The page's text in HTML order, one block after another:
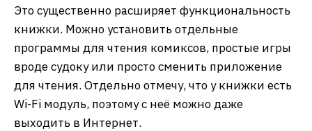
Это существенно расширяет функциональность
книжки. Можно установить отдельные
программы для чтения комиксов, простые игры
вроде судоку или просто сменить приложение
для чтения. Отдельно отмечу, что у книжки есть
Wi-Fi модуль, поэтому с неё можно даже
выходить в Интернет.